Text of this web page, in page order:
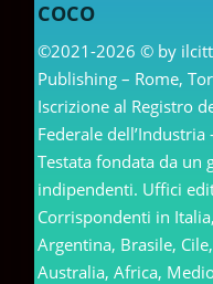
COCO
©2021-2026 © by
Publishing – Rome,
Iscrizione al Registro
Federale
Testata fondata da un
indipendenti. Uffici
Corrispondenti in
Argentina, Brasile,
Australia, Africa,